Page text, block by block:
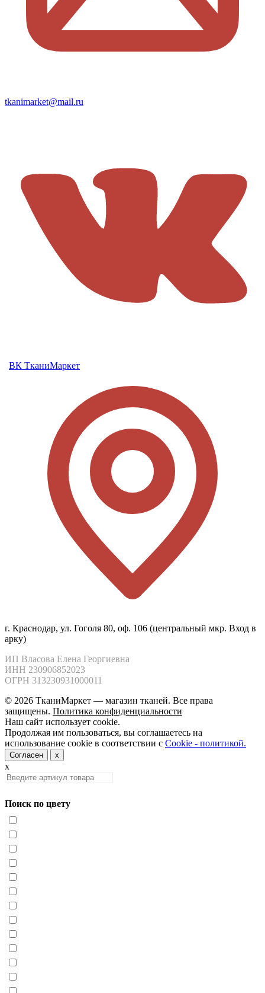
tkanimarket@mail.ru
ВК ТканиМаркет
г. Краснодар, ул. Гоголя 80, оф. 106 (центральный мкр. Вход в
арку)
ИП Власова Елена Георгиевна
ИНН 230906852023
ОГРН 313230931000011
© 2026 ТканиМаркет — магазин тканей. Все права
защищены. Политика конфиденциальности
Наш сайт использует cookie.
Продолжая им пользоваться, вы соглашаетесь на
использование cookie в соответствии с Cookie - политикой.
Согласен x
x
Поиск по цвету